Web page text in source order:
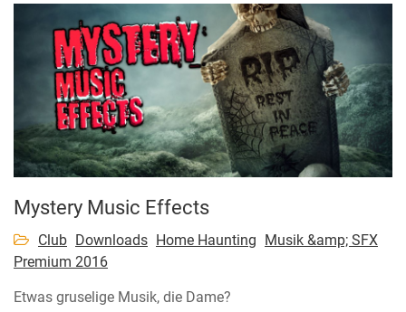
Mystery Music Effects
Club Downloads Home Haunting
Musik &amp; SFX
Premium 2016
Etwas gruselige Musik, die Dame?